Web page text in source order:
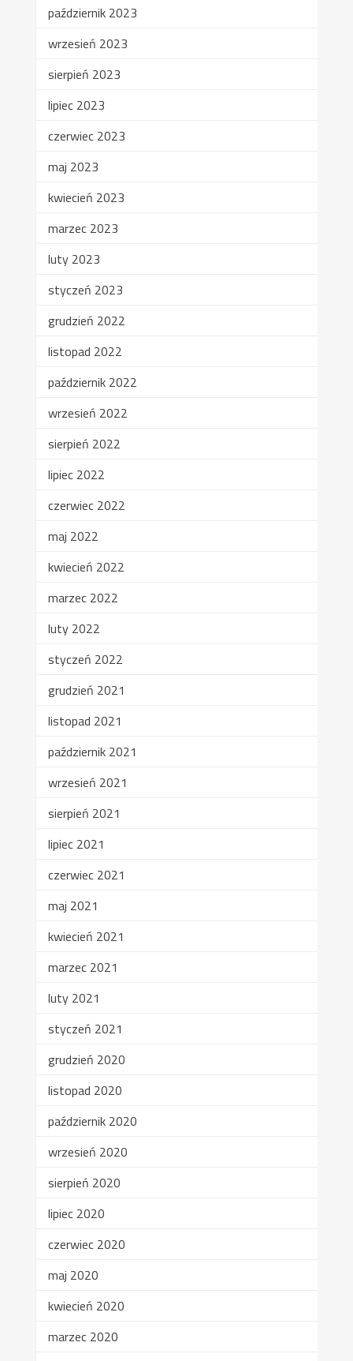
październik 2023
wrzesień 2023
sierpień 2023
lipiec 2023
czerwiec 2023
maj 2023
kwiecień 2023
marzec 2023
luty 2023
styczeń 2023
grudzień 2022
listopad 2022
październik 2022
wrzesień 2022
sierpień 2022
lipiec 2022
czerwiec 2022
maj 2022
kwiecień 2022
marzec 2022
luty 2022
styczeń 2022
grudzień 2021
listopad 2021
październik 2021
wrzesień 2021
sierpień 2021
lipiec 2021
czerwiec 2021
maj 2021
kwiecień 2021
marzec 2021
luty 2021
styczeń 2021
grudzień 2020
listopad 2020
październik 2020
wrzesień 2020
sierpień 2020
lipiec 2020
czerwiec 2020
maj 2020
kwiecień 2020
marzec 2020